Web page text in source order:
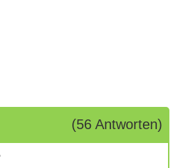
(56 Antworten)